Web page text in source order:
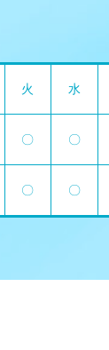
火 水
〇 〇
〇 〇